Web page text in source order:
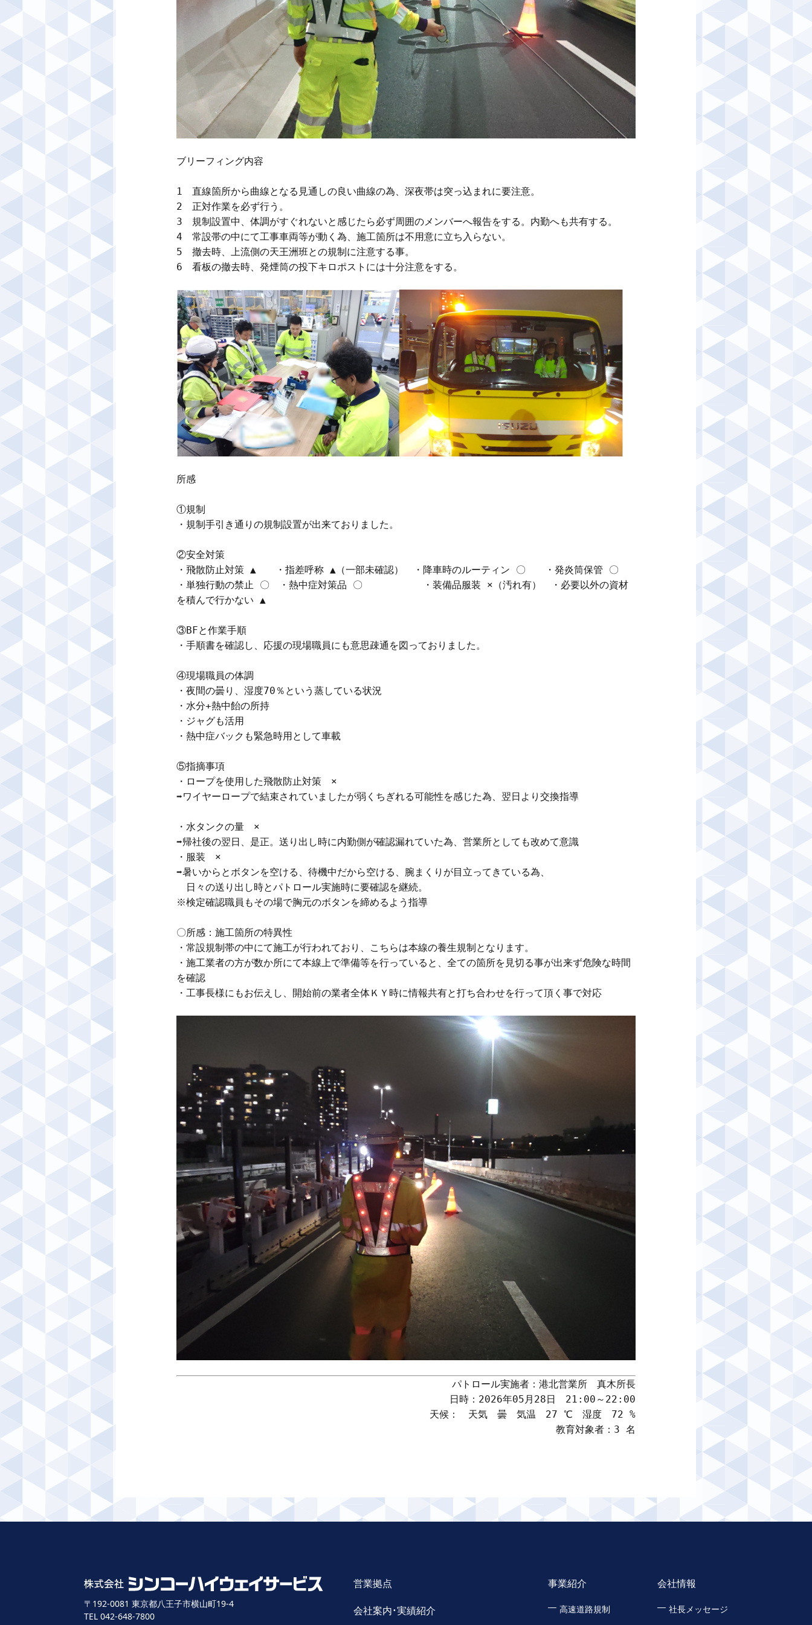
ブリーフィング内容
1　直線箇所から曲線となる見通しの良い曲線の為、深夜帯は突っ込まれに要注意。
2　正対作業を必ず行う。
3　規制設置中、体調がすぐれないと感じたら必ず周囲のメンバーへ報告をする。内勤へも共有する。
4　常設帯の中にて工事車両等が動く為、施工箇所は不用意に立ち入らない。
5　撤去時、上流側の天王洲班との規制に注意する事。
6　看板の撤去時、発煙筒の投下キロポストには十分注意をする。
所感
①規制
・規制手引き通りの規制設置が出来ておりました。
②安全対策
・飛散防止対策 ▲　　・指差呼称 ▲（一部未確認）　・降車時のルーティン 〇　　・発炎筒保管 〇
・単独行動の禁止 〇　・熱中症対策品 〇 　　　　　 ・装備品服装 ×（汚れ有）　・必要以外の資材
を積んで行かない ▲
③BFと作業手順
・手順書を確認し、応援の現場職員にも意思疎通を図っておりました。
④現場職員の体調
・夜間の曇り、湿度70％という蒸している状況
・水分+熱中飴の所持
・ジャグも活用
・熱中症バックも緊急時用として車載
⑤指摘事項
・ロープを使用した飛散防止対策　×
➡ワイヤーロープで結束されていましたが弱くちぎれる可能性を感じた為、翌日より交換指導
・水タンクの量　×
➡帰社後の翌日、是正。送り出し時に内勤側が確認漏れていた為、営業所としても改めて意識
・服装　×
➡暑いからとボタンを空ける、待機中だから空ける、腕まくりが目立ってきている為、
日々の送り出し時とパトロール実施時に要確認を継続。
※検定確認職員もその場で胸元のボタンを締めるよう指導
〇所感：施工箇所の特異性
・常設規制帯の中にて施工が行われており、こちらは本線の養生規制となります。
・施工業者の方が数か所にて本線上で準備等を行っていると、全ての箇所を見切る事が出来ず危険な時間
を確認
・工事長様にもお伝えし、開始前の業者全体ＫＹ時に情報共有と打ち合わせを行って頂く事で対応
パトロール実施者：港北営業所　真木所長
日時：2026年05月28日　21:00～22:00
天候：　天気　曇　気温　27 ℃　湿度　72 %
教育対象者：3 名
〒192-0081 東京都八王子市横山町19-4
TEL 042-648-7800
営業拠点
会社案内・実績紹介
事業紹介
高速道路規制
会社情報
社長メッセージ